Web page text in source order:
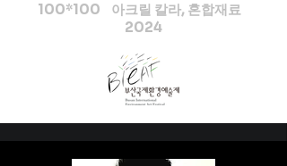
100*100 아크릴 칼라, 혼합재료
2024